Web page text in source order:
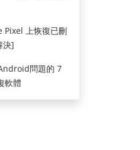
Pixel 上恢復已刪
決]
問題的 7
軟體